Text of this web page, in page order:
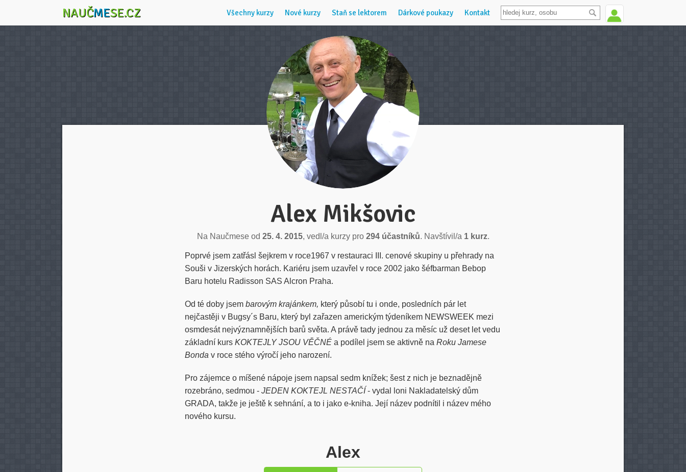
NAUČMESE.CZ Všechny kurzy Nové kurzy Staň se lektorem Dárkové poukazy Kontakt
Alex Mikšovic
Na Naučmese od 25. 4. 2015, vedl/a kurzy pro 294 účastníků. Navštívil/a 1 kurz.
Poprvé jsem zatřásl šejkrem v roce1967 v restauraci III. cenové skupiny u přehrady na
Souši v Jizerských horách. Kariéru jsem uzavřel v roce 2002 jako šéfbarman Bebop
Baru hotelu Radisson SAS Alcron Praha.
Od té doby jsem barovým krajánkem, který působí tu i onde, posledních pár let
nejčastěji v Bugsy´s Baru, který byl zařazen americkým týdeníkem NEWSWEEK mezi
osmdesát nejvýznamnějších barů světa. A právě tady jednou za měsíc už deset let vedu
základní kurs KOKTEJLY JSOU VĚČNÉ a podílel jsem se aktivně na Roku Jamese
Bonda v roce stého výročí jeho narození.
Pro zájemce o míšené nápoje jsem napsal sedm knížek; šest z nich je beznadějně
rozebráno, sedmou - JEDEN KOKTEJL NESTAČÍ- vydal loni Nakladatelský dům
GRADA, takže je ještě k sehnání, a to i jako e-kniha. Její název podnítil i název mého
nového kursu.
Alex